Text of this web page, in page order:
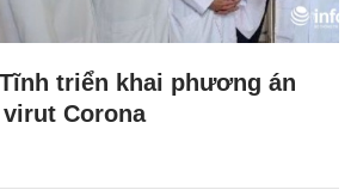
triển khai phương án
Corona